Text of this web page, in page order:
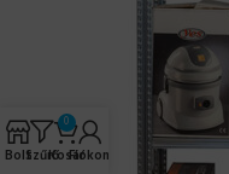
BoltSzűrő
0
KosárFiókom